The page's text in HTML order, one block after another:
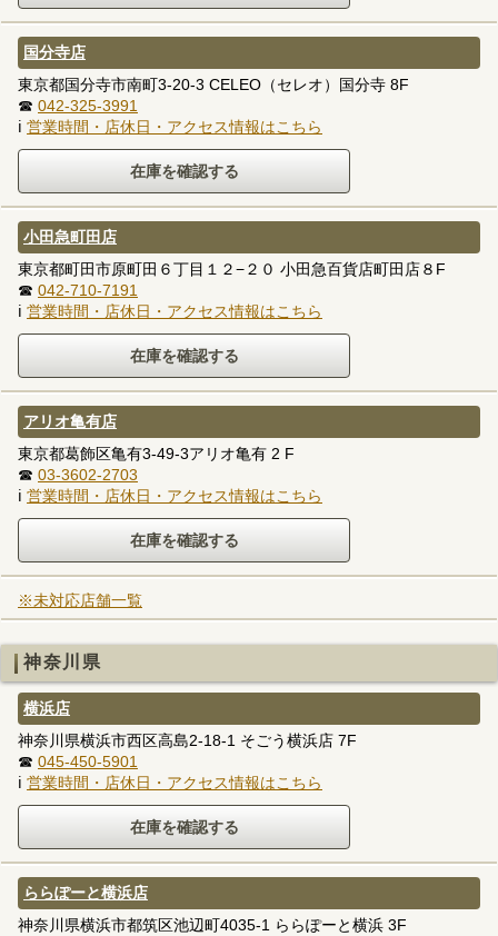
国分寺店
東京都国分寺市南町3-20-3 CELEO（セレオ）国分寺 8F
☎ 042-325-3991
ℹ 営業時間・店休日・アクセス情報はこちら
小田急町田店
東京都町田市原町田６丁目１２−２０ 小田急百貨店町田店８F
☎ 042-710-7191
ℹ 営業時間・店休日・アクセス情報はこちら
アリオ亀有店
東京都葛飾区亀有3-49-3アリオ亀有 2 F
☎ 03-3602-2703
ℹ 営業時間・店休日・アクセス情報はこちら
※未対応店舗一覧
神奈川県
横浜店
神奈川県横浜市西区高島2-18-1 そごう横浜店 7F
☎ 045-450-5901
ℹ 営業時間・店休日・アクセス情報はこちら
ららぽーと横浜店
神奈川県横浜市都筑区池辺町4035-1 ららぽーと横浜 3F